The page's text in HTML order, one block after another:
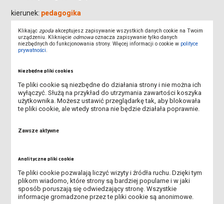
kierunek: pedagogika
3.10.2025 r.(piątek)
godz. 16:00 - 17:00 - spotkanie organizacyjne
Uczelniana
9.10.2025 r.(czwartek)
godz. 16:00 - 18:00 - szkolenie BHP
22.09.2025 r.(poniedziałek)
Klikajączgoda akceptujesz zapisywanie wszystkich danych cookie na Twoim
urządzeniu. Kliknięcie odmowa oznacza zapisywanie tylko danych
niezbędnych do funkcjonowania strony. Więcej informacji o cookie w polityce
prywatności.
Niezbędne pliki cookies
Te pliki cookie są niezbędne do działania strony i nie można ich
wyłączyć. Służą na przykład do utrzymania zawartości koszyka
użytkownika. Możesz ustawić przeglądarkę tak, aby blokowała
te pliki cookie, ale wtedy strona nie będzie działała poprawnie.
Zawsze aktywne
Analityczne pliki cookie
Te pliki cookie pozwalają liczyć wizyty i źródła ruchu. Dzięki tym
plikom wiadomo, które strony są bardziej popularne i w jaki
sposób poruszają się odwiedzający stronę. Wszystkie
informacje gromadzone przez te pliki cookie są anonimowe.